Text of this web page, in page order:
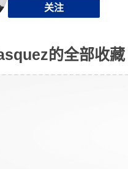
关注
的全部收藏